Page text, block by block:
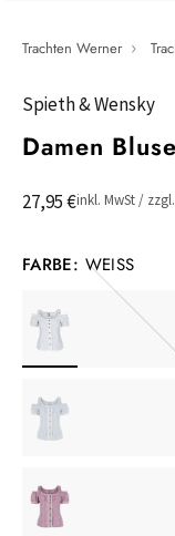
Trachten Werner
Spieth & Wensky
Damen
27,95 €inkl. MwSt /
FARBE: WEISS